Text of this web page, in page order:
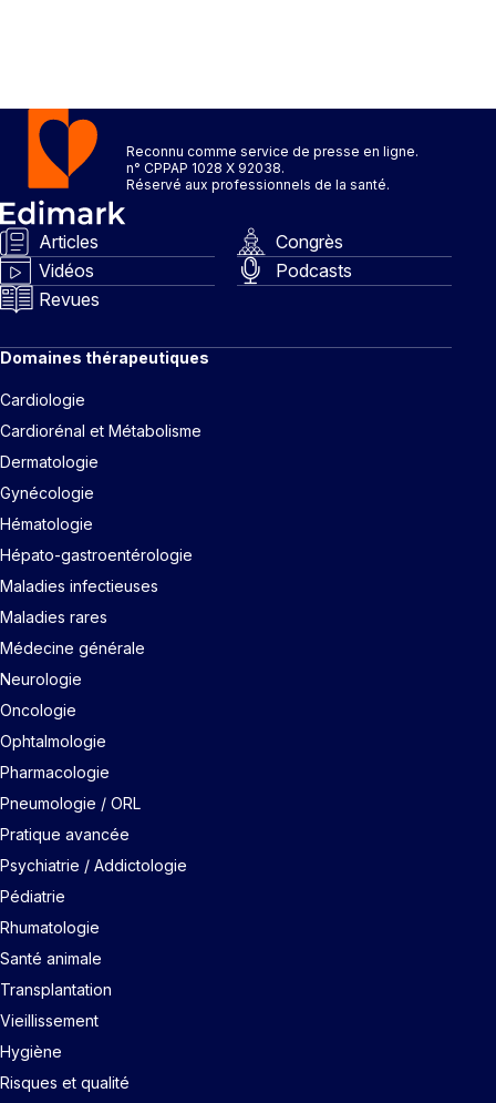
Reconnu comme service de presse en ligne.
n° CPPAP 1028 X 92038.
Réservé aux professionnels de la santé.
Articles
Congrès
Vidéos
Podcasts
Revues
Domaines thérapeutiques
Cardiologie
Cardiorénal et Métabolisme
Dermatologie
Gynécologie
Hématologie
Hépato-gastroentérologie
Maladies infectieuses
Maladies rares
Médecine générale
Neurologie
Oncologie
Ophtalmologie
Pharmacologie
Pneumologie / ORL
Pratique avancée
Psychiatrie / Addictologie
Pédiatrie
Rhumatologie
Santé animale
Transplantation
Vieillissement
Hygiène
Risques et qualité